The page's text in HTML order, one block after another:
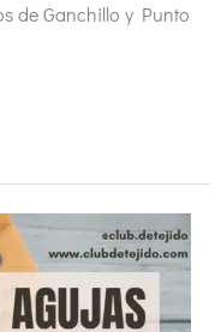
de Ganchillo y Punto